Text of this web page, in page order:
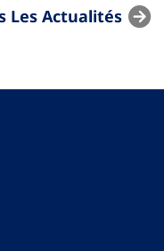
Les Actualités